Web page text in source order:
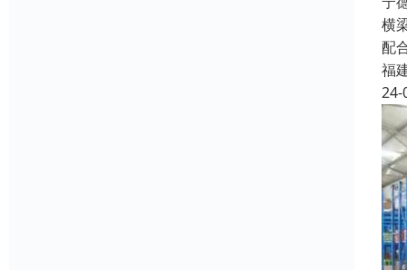
横
配
福
24-